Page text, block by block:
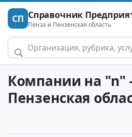
СП Справочник
Пенза и Пензенская область
Компании на "n"
Пензенская